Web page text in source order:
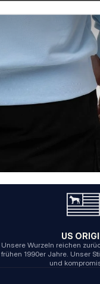
US
Unsere Wurzeln reichen
frühen 1990er Jahre. Unser
und